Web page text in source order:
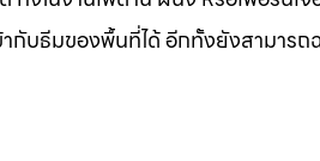
ากับธีมของพื้นที่ได้ อีกทั้งยังสามาร